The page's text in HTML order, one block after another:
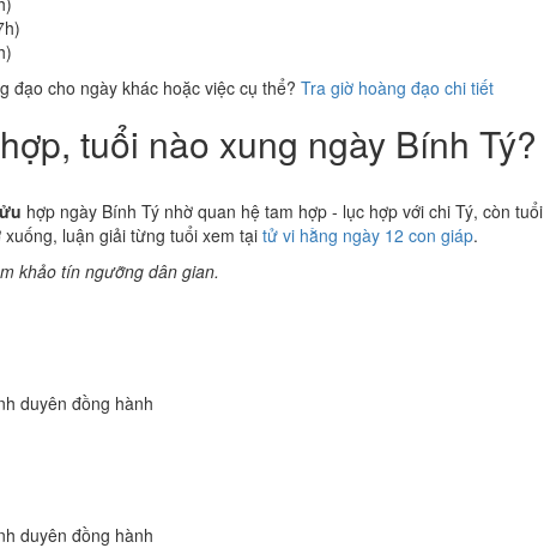
đạo cho ngày khác hoặc việc cụ thể? Tra giờ hoàng đạo chi tiết
tuổi nào xung ngày Bính Tý?
hợp ngày Bính Tý nhờ quan hệ tam hợp - lục hợp với chi Tý, còn tuổi
xuống, luận giải từng tuổi xem tại tử vi hằng ngày 12 con giáp.
khảo tín ngưỡng dân gian.
duyên đồng hành
duyên đồng hành